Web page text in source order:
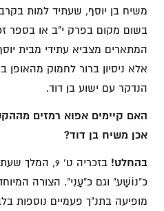
בשום מקום בפרק י"ב או בספר
המתארים מצביא עתידי מבית
אלא ניסיון ברור לחמוק
הנדקר עם ישוע בן דוד.
האם קיימים אפוא רמזים
אכן משיח בן דוד?
בהחלט!
בזכריה ט' 9,
כ"נוֹשָׁע" וגם כ"עָנִי". הצורה